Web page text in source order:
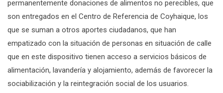
permanentemente donaciones de alimentos no perecibles, que
son entregados en el Centro de Referencia de Coyhaique, los
que se suman a otros aportes ciudadanos, que han
empatizado con la situación de personas en situación de calle
que en este dispositivo tienen acceso a servicios básicos de
alimentación, lavandería y alojamiento, además de favorecer la
sociabilización y la reintegración social de los usuarios.